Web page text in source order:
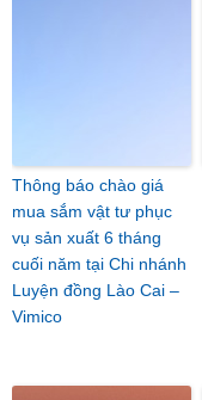
Thông báo chào giá
mua sắm vật tư phục
vụ sản xuất 6 tháng
cuối năm tại Chi nhánh
Luyện đồng Lào Cai –
Vimico